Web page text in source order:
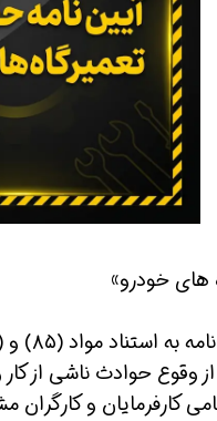
های خودرو»
وقوع حوادث ناشی از
کارفرمایان و کارگران
همین حالا